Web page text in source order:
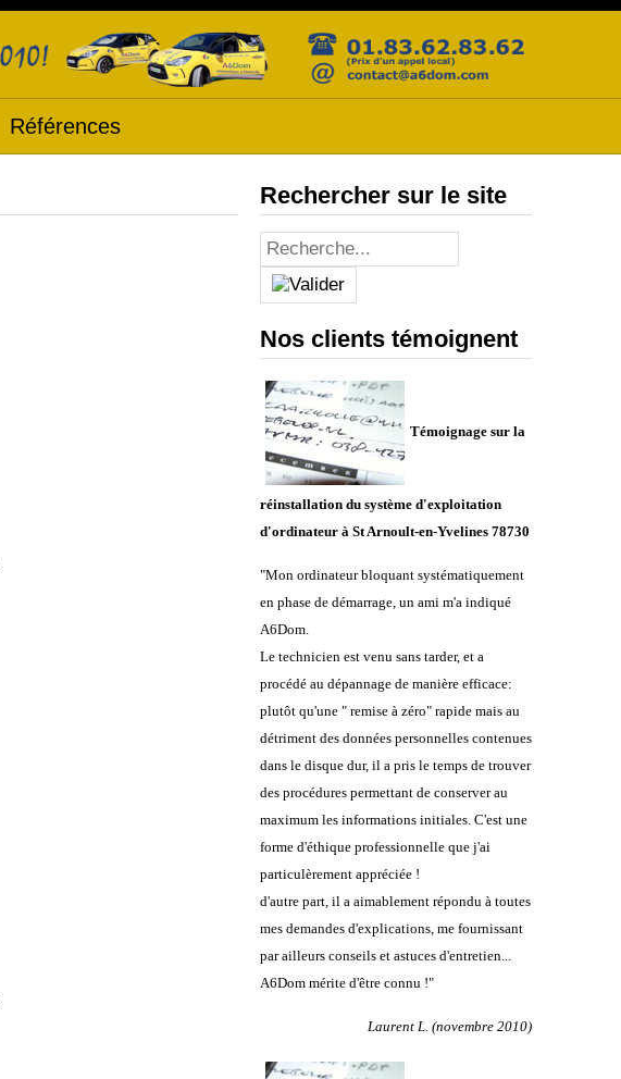
Références
Rechercher sur le site
Nos clients témoignent
Témoignage sur la
réinstallation du système d'exploitation
d'ordinateur à St Arnoult-en-Yvelines 78730
"Mon ordinateur bloquant systématiquement
en phase de démarrage, un ami m'a indiqué
A6Dom.
Le technicien est venu sans tarder, et a
procédé au dépannage de manière efficace:
plutôt qu'une " remise à zéro" rapide mais au
détriment des données personnelles contenues
dans le disque dur, il a pris le temps de trouver
des procédures permettant de conserver au
maximum les informations initiales. C'est une
forme d'éthique professionnelle que j'ai
particulèrement appréciée !
d'autre part, il a aimablement répondu à toutes
mes demandes d'explications, me fournissant
par ailleurs conseils et astuces d'entretien...
A6Dom mérite d'être connu !"
Laurent L. (novembre 2010)